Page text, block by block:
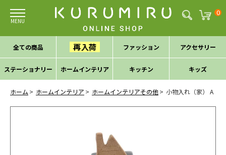
0
全ての商品 再入荷 ファッション アクセサリー
ステーショナリー ホームインテリア キッチン キッズ
ホーム ホームインテリア ホームインテリアその他 小物入れ（家） A